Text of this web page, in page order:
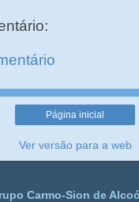
Página inicial
Ver versão para a web
Carmo-Sion de